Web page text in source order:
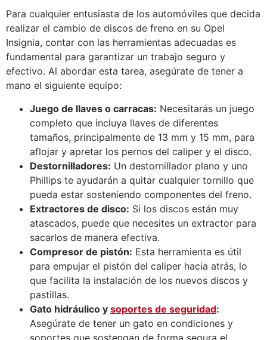
Para cualquier entusiasta de los automóviles que decida
realizar el cambio de discos de freno en su Opel
Insignia, contar con las herramientas adecuadas es
fundamental para garantizar un trabajo seguro y
efectivo. Al abordar esta tarea, asegúrate de tener a
mano el siguiente equipo:
Juego de llaves o carracas: Necesitarás un juego
completo que incluya llaves de diferentes
tamaños, principalmente de 13 mm y 15 mm, para
aflojar y apretar los pernos del caliper y el disco.
Destornilladores: Un destornillador plano y uno
Phillips te ayudarán a quitar cualquier tornillo que
pueda estar sosteniendo componentes del freno.
Extractores de disco: Si los discos están muy
atascados, puede que necesites un extractor para
sacarlos de manera efectiva.
Compresor de pistón: Esta herramienta es útil
para empujar el pistón del caliper hacia atrás, lo
que facilita la instalación de los nuevos discos y
pastillas.
Gato hidráulico y soportes de seguridad:
Asegúrate de tener un gato en condiciones y
soportes que sostengan de forma segura el